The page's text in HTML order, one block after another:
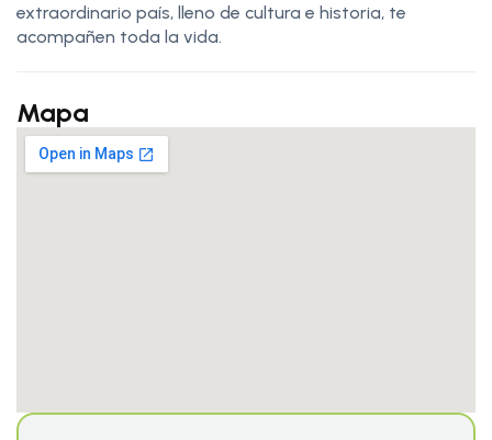
extraordinario país, lleno de cultura e historia, te
acompañen toda la vida.
Mapa